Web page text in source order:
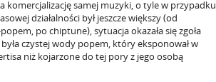
komercjalizację samej muzyki, o tyle w przypadku
działalności był jeszcze większy (od
po chiptune), sytuacja okazała się zgoła
czystej wody popem, który eksponował w
niż kojarzone do tej pory z jego osobą